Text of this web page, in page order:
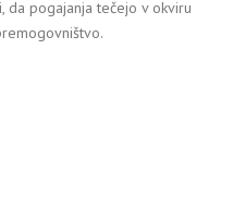
pogajanja tečejo v okviru